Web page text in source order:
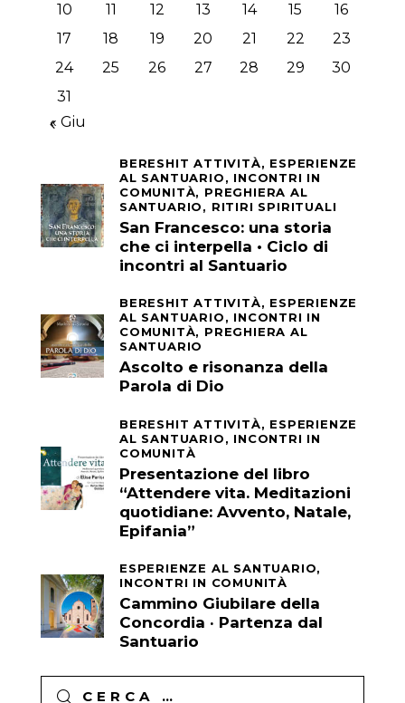
10
11 12 13 14 15
16
17
18 19 20 21 22
23
24
25 26 27 28 29
30
31
« Giu
BERESHIT ATTIVITÀ, ESPERIENZE
AL SANTUARIO, INCONTRI IN
COMUNITÀ, PREGHIERA AL
SANTUARIO, RITIRI SPIRITUALI
San Francesco: una storia
che ci interpella • Ciclo di
incontri al Santuario
BERESHIT ATTIVITÀ, ESPERIENZE
AL SANTUARIO, INCONTRI IN
COMUNITÀ, PREGHIERA AL
SANTUARIO
Ascolto e risonanza della
Parola di Dio
BERESHIT ATTIVITÀ, ESPERIENZE
AL SANTUARIO, INCONTRI IN
COMUNITÀ
Presentazione del libro
“Attendere vita. Meditazioni
quotidiane: Avvento, Natale,
Epifania”
ESPERIENZE AL SANTUARIO,
INCONTRI IN COMUNITÀ
Cammino Giubilare della
Concordia · Partenza dal
Santuario
Ricerca